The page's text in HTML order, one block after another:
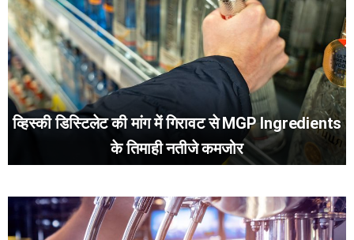
व्हिस्की डिस्टिलेट की मांग में गिरावट से MGP Ingredients
के तिमाही नतीजे कमजोर